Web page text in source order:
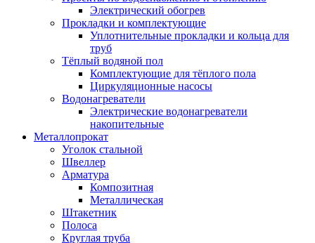
Электрический обогрев
Прокладки и комплектующие
Уплотнительные прокладки и кольца для
труб
Тёплый водяной пол
Комплектующие для тёплого пола
Циркуляционные насосы
Водонагреватели
Электрические водонагреватели
накопительные
Металлопрокат
Уголок стальной
Швеллер
Арматура
Композитная
Металлическая
Штакетник
Полоса
Круглая труба